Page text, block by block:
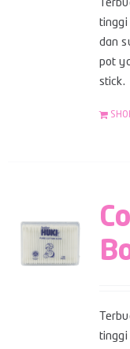
tinggi
dan
pot
stick.
tinggi